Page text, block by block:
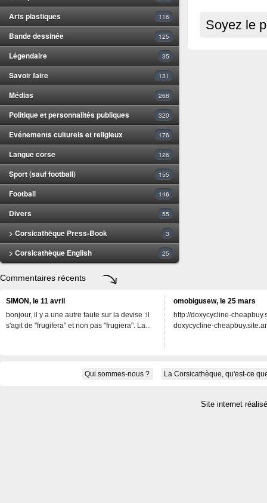
Arts plastiques 116
Bande dessinée 125
Légendaire 35
Savoir faire 131
Médias 268
Politique et personnalités publiques 320
Evénements culturels et religieux 176
Langue corse 126
Sport (sauf football) 155
Football 146
Divers 55
> Corsicathèque Press-Book 3
> Corsicathèque English 25
Soyez le
Commentaires récents
SIMON, le 11 avril
bonjour, il y a une autre faute sur la devise :il
s'agit de "frugifera" et non pas "frugiera". La...
omobigusew, le 25 mars
http://doxycycline-
doxycycline-
Qui sommes-nous ? La Corsicathèque, qu'est-ce
Site internet